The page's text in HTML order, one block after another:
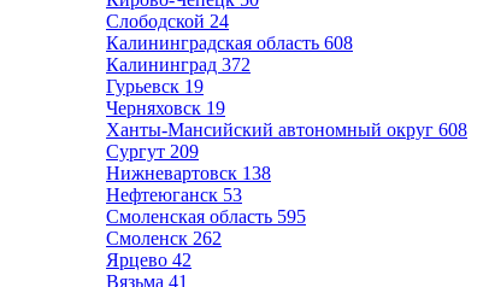
Слободской 24
Калининградская область 608
Калининград 372
Гурьевск 19
Черняховск 19
Ханты-Мансийский автономный округ 608
Сургут 209
Нижневартовск 138
Нефтеюганск 53
Смоленская область 595
Смоленск 262
Ярцево 42
Вязьма 41